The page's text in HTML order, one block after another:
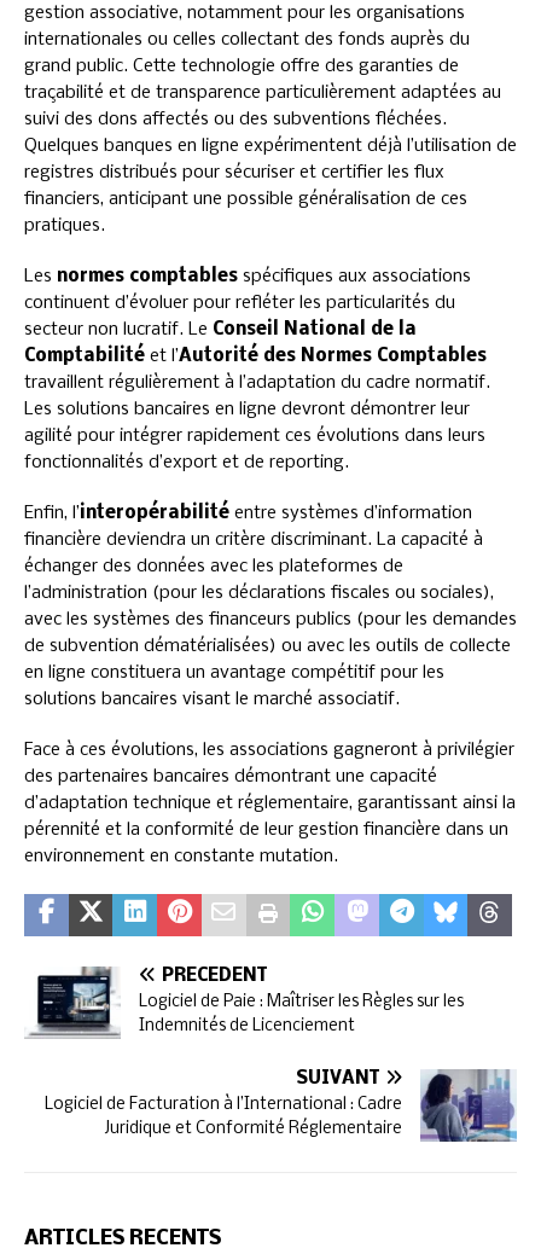
gestion associative, notamment pour les organisations
internationales ou celles collectant des fonds auprès du
grand public. Cette technologie offre des garanties de
traçabilité et de transparence particulièrement adaptées au
suivi des dons affectés ou des subventions fléchées.
Quelques banques en ligne expérimentent déjà l’utilisation de
registres distribués pour sécuriser et certifier les flux
financiers, anticipant une possible généralisation de ces
pratiques.
Les normes comptables spécifiques aux associations
continuent d’évoluer pour refléter les particularités du
secteur non lucratif. Le Conseil National de la
Comptabilité et l’Autorité des Normes Comptables
travaillent régulièrement à l’adaptation du cadre normatif.
Les solutions bancaires en ligne devront démontrer leur
agilité pour intégrer rapidement ces évolutions dans leurs
fonctionnalités d’export et de reporting.
Enfin, l’interopérabilité entre systèmes d’information
financière deviendra un critère discriminant. La capacité à
échanger des données avec les plateformes de
l’administration (pour les déclarations fiscales ou sociales),
avec les systèmes des financeurs publics (pour les demandes
de subvention dématérialisées) ou avec les outils de collecte
en ligne constituera un avantage compétitif pour les
solutions bancaires visant le marché associatif.
Face à ces évolutions, les associations gagneront à privilégier
des partenaires bancaires démontrant une capacité
d’adaptation technique et réglementaire, garantissant ainsi la
pérennité et la conformité de leur gestion financière dans un
environnement en constante mutation.
PRÉCÉDENT
Logiciel de Paie : Maîtriser les Règles sur les
Indemnités de Licenciement
SUIVANT
Logiciel de Facturation à l’International : Cadre
Juridique et Conformité Réglementaire
ARTICLES RÉCENTS